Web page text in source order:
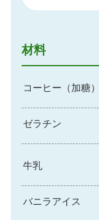
材料
コーヒー（加糖）
ゼラチン
牛乳
バニラアイス